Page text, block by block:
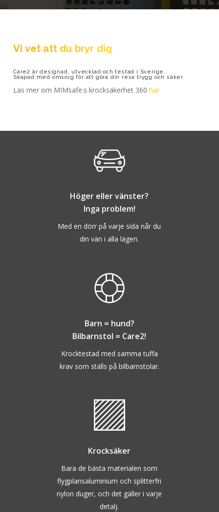
Vi vet att du bryr dig
Care2 är designad, utvecklad och testad i Sverige.
Skapad med omsorg för att göra din resa trygg och säker.
Läs mer om MIMsafe:s krocksäkerhet 360här
Höger eller vänster?
Inga problem!
Med en dörr på varje sida når du
din vän i alla lägen.
Barn = hund?
Bilbarnstol = Care2!
Krocktestad med samma tuffa
krav som ställs på bilbarnstolar.
Krocksäker
Bara de bästa materialen som
flygplansaluminium och splitterfri
nylon duger, och det gäller i varje
detalj.